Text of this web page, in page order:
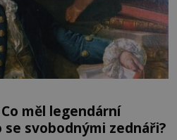
měl legendární
svobodnými zednáři?